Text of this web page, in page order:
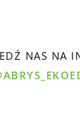
NAS NA